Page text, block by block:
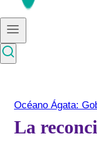
Océano Ágata:
La